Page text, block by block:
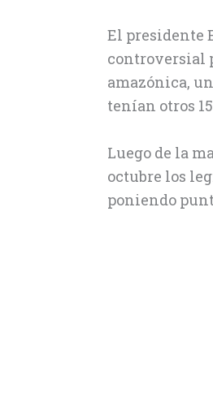
El presidente
controversial
amazónica,
tenían otros
Luego de la
octubre los
poniendo